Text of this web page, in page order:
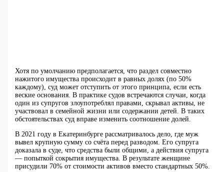
Хотя по умолчанию предполагается, что раздел совместно
нажитого имущества происходит в равных долях (по 50%
каждому), суд может отступить от этого принципа, если есть
веские основания. В практике судов встречаются случаи, когда
один из супругов злоупотреблял правами, скрывал активы, не
участвовал в семейной жизни или содержании детей. В таких
обстоятельствах суд вправе изменить соотношение долей.
В 2021 году в Екатеринбурге рассматривалось дело, где муж
вывел крупную сумму со счёта перед разводом. Его супруга
доказала в суде, что средства были общими, а действия супруга
— попыткой сокрытия имущества. В результате женщине
присудили 70% от стоимости активов вместо стандартных 50%.